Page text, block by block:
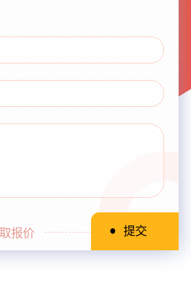
报价